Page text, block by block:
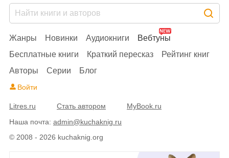
© 2008 - 2026 kuchaknig.org
Жанры Новинки Аудиокниги
Вебтуны
Бесплатные книги
Краткий пересказ
Рейтинг книг
Авторы
Серии Блог
Войти
Litres.ru Стать автором
MyBook.ru
Наша почта: admin@kuchaknig.ru